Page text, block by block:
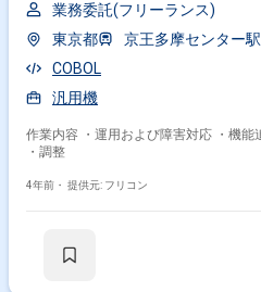
業務委託(フリーランス)
東京都
京王多摩センター駅
COBOL
汎用機
作業内容 ・運用および障害対応 ・機能追加 ・設計 ・開発 ・各種テスト
・調整
4年前・ 提供元: フリコン